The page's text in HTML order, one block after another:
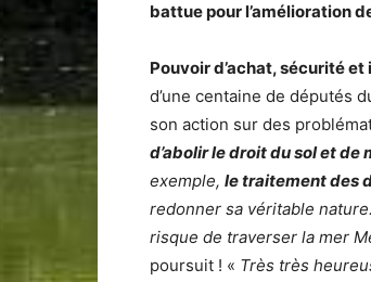
battue pour l’amélioration
Pouvoir d’achat, sécurité
d’une centaine de députés
son action sur des
d’abolir le droit du sol et
exemple, le traitement des
redonner sa véritable
risque de traverser la mer
poursuit ! « Très très